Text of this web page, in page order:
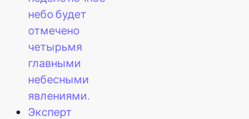
небо будет
отмечено
четырьмя
главными
небесными
явлениями.
Эксперт